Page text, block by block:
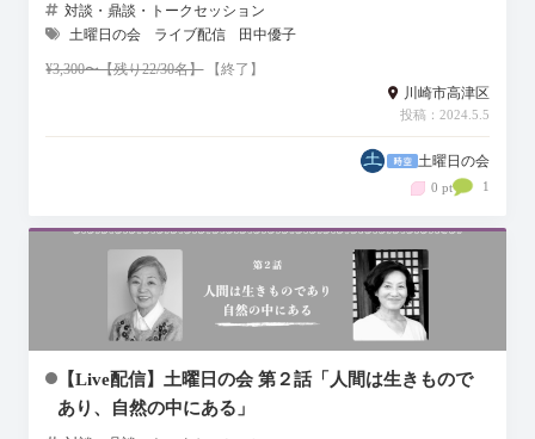
対談・鼎談・トークセッション
土曜日の会
ライブ配信 田中優子
¥3,300〜【残り22/30名】【終了】
川崎市高津区
投稿：2024.5.5
土曜日の会
0 pt 1
【Live配信】土曜日の会 第２話「人間は生きもので
あり、自然の中にある」